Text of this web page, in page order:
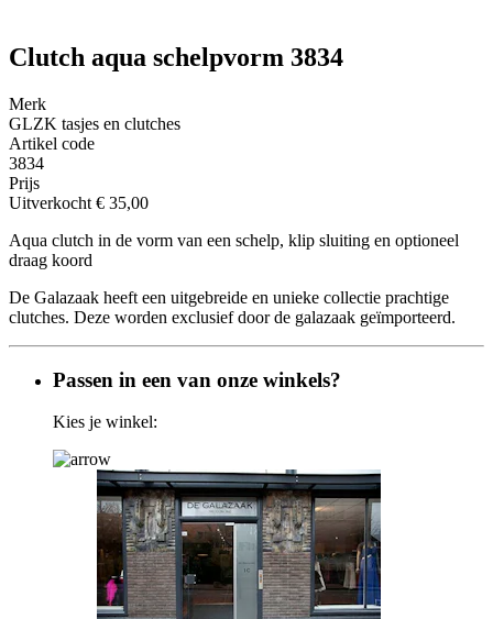
Clutch aqua schelpvorm 3834
Merk
GLZK tasjes en clutches
Artikel code
3834
Prijs
Uitverkocht € 35,00
Aqua clutch in de vorm van een schelp, klip sluiting en optioneel
draag koord
De Galazaak heeft een uitgebreide en unieke collectie prachtige
clutches. Deze worden exclusief door de galazaak geïmporteerd.
Passen in een van onze winkels?
Kies je winkel: